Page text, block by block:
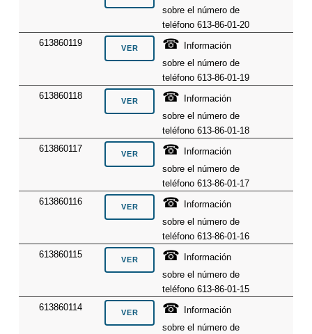
sobre el número de
teléfono 613-86-01-20
613860119
☎
Información
sobre el número de
teléfono 613-86-01-19
613860118
☎
Información
sobre el número de
teléfono 613-86-01-18
613860117
☎
Información
sobre el número de
teléfono 613-86-01-17
613860116
☎
Información
sobre el número de
teléfono 613-86-01-16
613860115
☎
Información
sobre el número de
teléfono 613-86-01-15
613860114
☎
Información
sobre el número de